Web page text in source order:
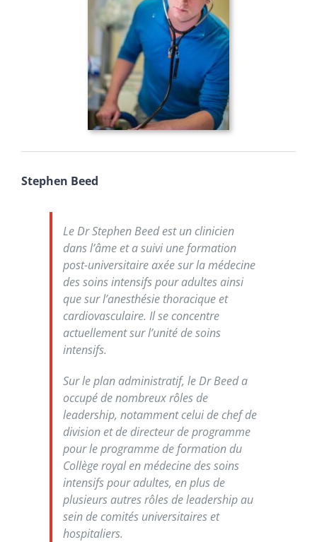
Stephen Beed
Le Dr Stephen Beed est un clinicien
dans l’âme et a suivi une formation
post-universitaire axée sur la médecine
des soins intensifs pour adultes ainsi
que sur l’anesthésie thoracique et
cardiovasculaire. Il se concentre
actuellement sur l’unité de soins
intensifs.
Sur le plan administratif, le Dr Beed a
occupé de nombreux rôles de
leadership, notamment celui de chef de
division et de directeur de programme
pour le programme de formation du
Collège royal en médecine des soins
intensifs pour adultes, en plus de
plusieurs autres rôles de leadership au
sein de comités universitaires et
hospitaliers.